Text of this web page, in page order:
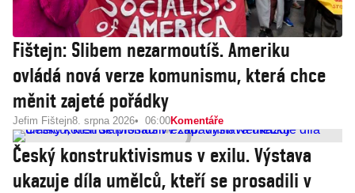
Fištejn: Slibem nezarmoutíš. Ameriku
ovládá nová verze komunismu, která chce
měnit zajeté pořádky
Jefim Fištejn8. srpna 2026 06:00Komentáře
Český konstruktivismus v exilu. Výstava
ukazuje díla umělců, kteří se prosadili v